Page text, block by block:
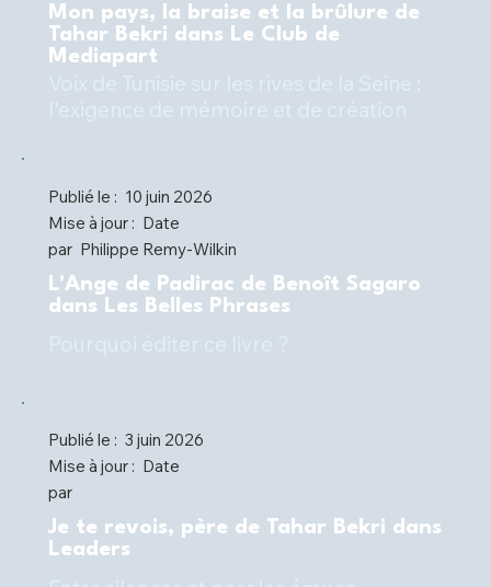
Mon pays, la braise et la brûlure de
Tahar Bekri dans Le Club de
Mediapart
Publié le : 10 juin 2026
Mise à jour : Date
par Philippe Remy-Wilkin
L'Ange de Padirac de Benoît Sagaro
dans Les Belles Phrases
Publié le : 3 juin 2026
Mise à jour : Date
par
Je te revois, père de Tahar Bekri dans
Leaders